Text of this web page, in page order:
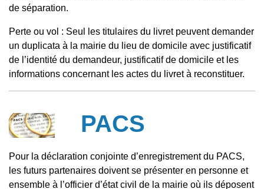
de séparation.
Perte ou vol : Seul les titulaires du livret peuvent demander
un duplicata à la mairie du lieu de domicile avec justificatif
de l’identité du demandeur, justificatif de domicile et les
informations concernant les actes du livret à reconstituer.
PACS
Pour la déclaration conjointe d’enregistrement du PACS,
les futurs partenaires doivent se présenter en personne et
ensemble à l’officier d’état civil de la mairie où ils déposent